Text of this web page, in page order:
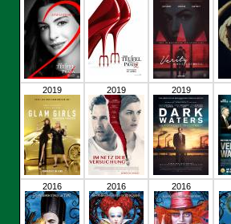
2019 2019 2019
2016 2016 2016